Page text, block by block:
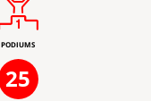
PODIUMS
25